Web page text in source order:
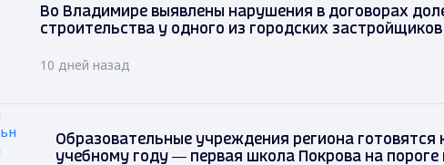
Во Владимире выявлены нарушения в договорах
строительства у одного из городских застройщиков
10 дней назад
Образовательные учреждения региона готовятся
учебному году — первая школа Покрова на пороге